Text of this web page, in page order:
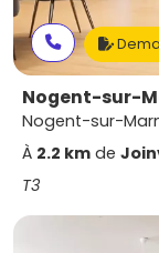
Nogent-sur-
Nogent-sur-
À 2.2 km de
T3